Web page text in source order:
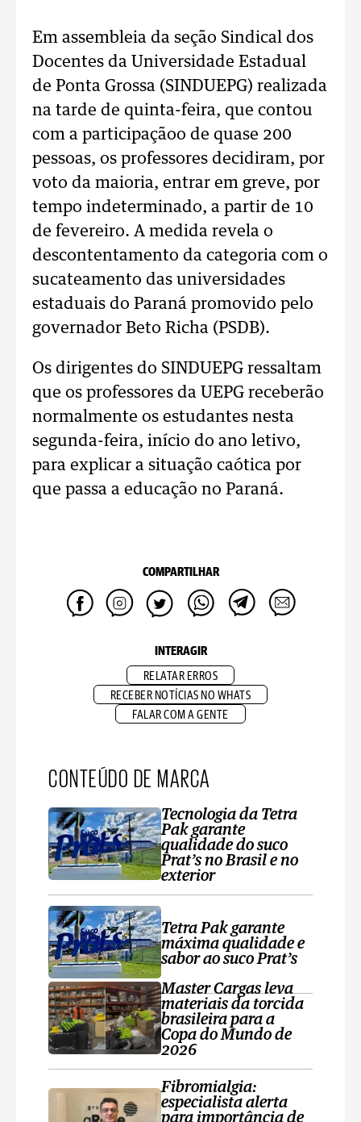
Em assembleia da seção Sindical dos
Docentes da Universidade Estadual
de Ponta Grossa (SINDUEPG) realizada
na tarde de quinta-feira, que contou
com a participaçãoo de quase 200
pessoas, os professores decidiram, por
voto da maioria, entrar em greve, por
tempo indeterminado, a partir de 10
de fevereiro. A medida revela o
descontentamento da categoria com o
sucateamento das universidades
estaduais do Paraná promovido pelo
governador Beto Richa (PSDB).
Os dirigentes do SINDUEPG ressaltam
que os professores da UEPG receberão
normalmente os estudantes nesta
segunda-feira, início do ano letivo,
para explicar a situação caótica por
que passa a educação no Paraná.
COMPARTILHAR
INTERAGIR
RELATAR ERROS
RECEBER NOTÍCIAS NO WHATS
FALAR COM A GENTE
CONTEÚDO DE MARCA
Tecnologia da Tetra
Pak garante
qualidade do suco
Prat’s no Brasil e no
exterior
Tetra Pak garante
máxima qualidade e
sabor ao suco Prat’s
Master Cargas leva
materiais da torcida
brasileira para a
Copa do Mundo de
2026
Fibromialgia:
especialista alerta
para importância de